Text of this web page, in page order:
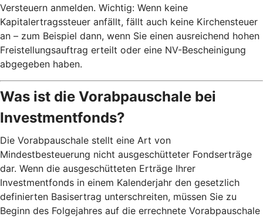
Versteuern anmelden. Wichtig: Wenn keine
Kapitalertragssteuer anfällt, fällt auch keine Kirchensteuer
an – zum Beispiel dann, wenn Sie einen ausreichend hohen
Freistellungsauftrag erteilt oder eine NV-Bescheinigung
abgegeben haben.
Was ist die Vorabpauschale bei
Investmentfonds?
Die Vorabpauschale stellt eine Art von
Mindestbesteuerung nicht ausgeschütteter Fondserträge
dar. Wenn die ausgeschütteten Erträge Ihrer
Investmentfonds in einem Kalenderjahr den gesetzlich
definierten Basisertrag unterschreiten, müssen Sie zu
Beginn des Folgejahres auf die errechnete Vorabpauschale